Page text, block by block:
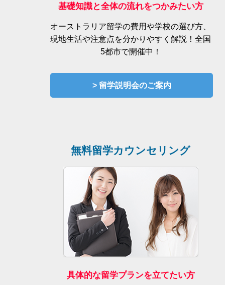
基礎知識と全体の流れをつかみたい方
オーストラリア留学の費用や学校の選び方、
現地生活や注意点を分かりやすく解説！全国
5都市で開催中！
> 留学説明会のご案内
無料留学カウンセリング
具体的な留学プランを立てたい方